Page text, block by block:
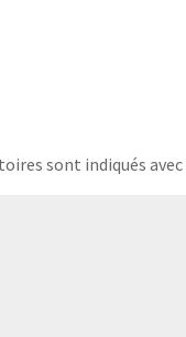
sont indiqués avec